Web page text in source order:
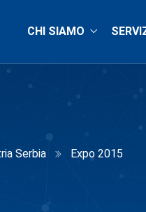
CHI SIAMO
Serbia Expo 2015